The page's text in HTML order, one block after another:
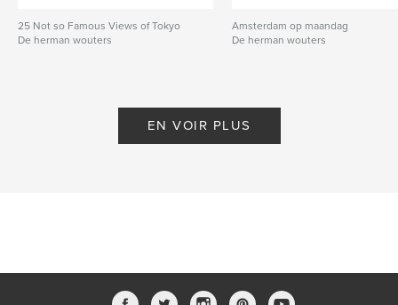
25 Not so Famous Views of Tokyo
De herman wouters
Amsterdam op maandag
De herman wouters
EN VOIR PLUS